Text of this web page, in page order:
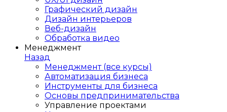
Графический дизайн
Дизайн интерьеров
Веб-дизайн
Обработка видео
Менеджмент
Назад
Менеджмент (все курсы)
Автоматизация бизнеса
Инструменты для бизнеса
Основы предпринимательства
Управление проектами